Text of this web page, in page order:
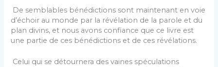
De semblables bénédictions sont maintenant en voie
d’échoir au monde par la révélation de la parole et du
plan divins, et nous avons confiance que ce livre est
une partie de ces bénédictions et de ces révélations.
Celui qui se détournera des vaines spéculations